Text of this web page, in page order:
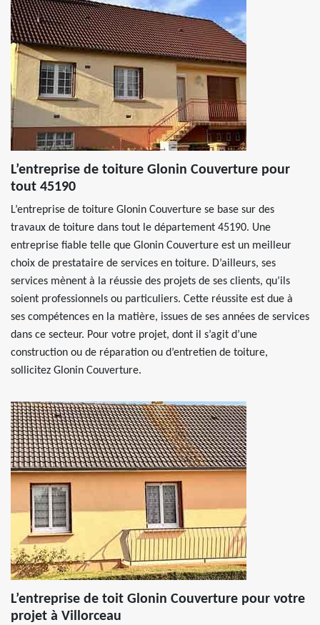
L’entreprise de toiture Glonin Couverture pour
tout 45190
L’entreprise de toiture Glonin Couverture se base sur des
travaux de toiture dans tout le département 45190. Une
entreprise fiable telle que Glonin Couverture est un meilleur
choix de prestataire de services en toiture. D’ailleurs, ses
services mènent à la réussie des projets de ses clients, qu’ils
soient professionnels ou particuliers. Cette réussite est due à
ses compétences en la matière, issues de ses années de services
dans ce secteur. Pour votre projet, dont il s’agit d’une
construction ou de réparation ou d’entretien de toiture,
sollicitez Glonin Couverture.
L’entreprise de toit Glonin Couverture pour votre
projet à Villorceau